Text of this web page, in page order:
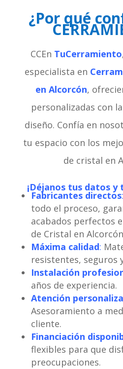
¿Por qué
CCEn TuCerramiento
especialista en
en Alcorcón,
personalizadas con
diseño. Confía en
tu espacio con los
de cristal en
¡Déjanos tus datos
Fabricantes directos:
todo el proceso,
acabados perfectos
de Cristal en
Máxima calidad:
resistentes, seguros
Instalación
años de experiencia.
Atención
Asesoramiento a
cliente.
Financiación
flexibles para que
preocupaciones.